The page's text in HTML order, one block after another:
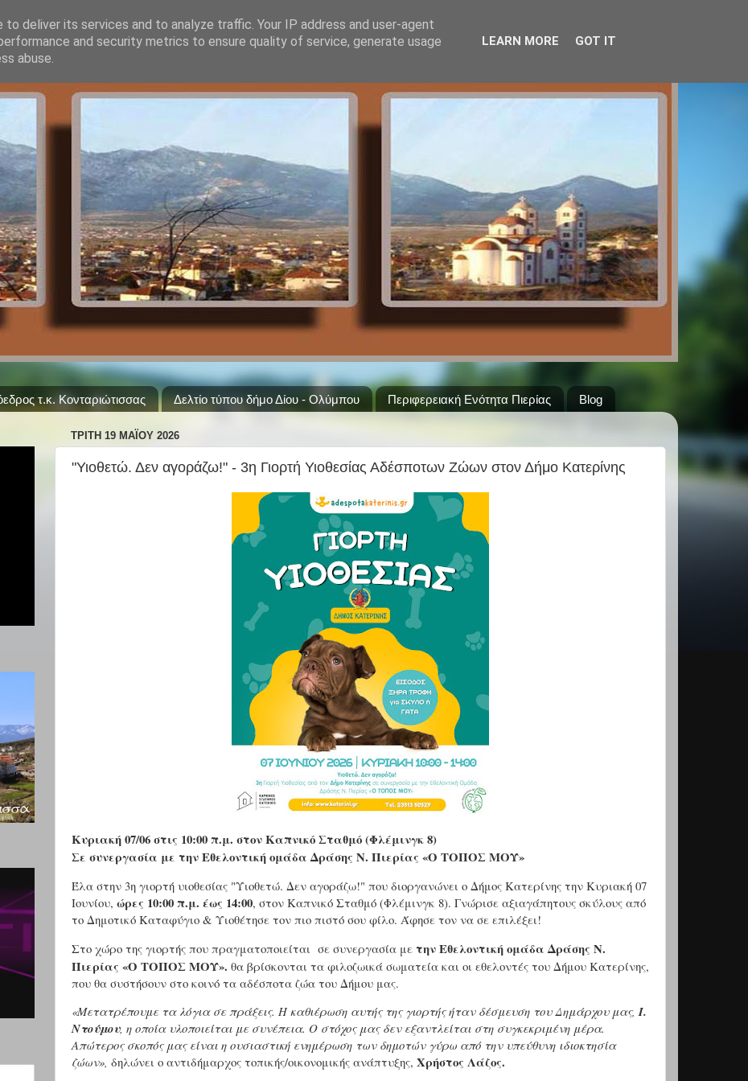
τ.κ. Κονταριώτισσας Δελτίο τύπου δήμο Δίου - Ολύμπου Περιφερειακή Ενότητα Πιερίας Blog
ΤΡΊΤΗ 19 ΜΑΪ́ΟΥ 2026
"Υιοθετώ. Δεν αγοράζω!" - 3η Γιορτή Υιοθεσίας Αδέσποτων Ζώων στον Δήμο Κατερίνης
Κυριακή 07/06 στις 10:00 π.μ. στον Καπνικό Σταθμό (Φλέμινγκ 8)
Σε συνεργασία με την Εθελοντική ομάδα Δράσης Ν. Πιερίας «Ο ΤΟΠΟΣ ΜΟΥ»
Έλα στην 3η γιορτή υιοθεσίας "Υιοθετώ. Δεν αγοράζω!" που διοργανώνει ο Δήμος Κατερίνης την Κυριακή 07
Ιουνίου, ώρες 10:00 π.μ. έως 14:00, στον Καπνικό Σταθμό (Φλέμινγκ 8). Γνώρισε αξιαγάπητους σκύλους από
το Δημοτικό Καταφύγιο & Υιοθέτησε τον πιο πιστό σου φίλο. Άφησε τον να σε επιλέξει!
Στο χώρο της γιορτής που πραγματοποιείται σε συνεργασία με την Εθελοντική ομάδα Δράσης Ν.
Πιερίας «Ο ΤΟΠΟΣ ΜΟΥ». θα βρίσκονται τα φιλοζωικά σωματεία και οι εθελοντές του Δήμου Κατερίνης,
που θα συστήσουν στο κοινό τα αδέσποτα ζώα του Δήμου μας.
«Μετατρέπουμε τα λόγια σε πράξεις. Η καθιέρωση αυτής της γιορτής ήταν δέσμευση του Δημάρχου μας, Ι.
Ντούμου, η οποία υλοποιείται με συνέπεια. Ο στόχος μας δεν εξαντλείται στη συγκεκριμένη μέρα.
Απώτερος σκοπός μας είναι η ουσιαστική ενημέρωση των δημοτών γύρω από την υπεύθυνη ιδιοκτησία
ζώων», δηλώνει ο αντιδήμαρχος τοπικής/οικονομικής ανάπτυξης, Χρήστος Λάζος.
deliver its services and to analyze traffic. Your IP address and user-agent
and security metrics to ensure quality of service, generate usage
abuse.
LEARN MORE GOT IT